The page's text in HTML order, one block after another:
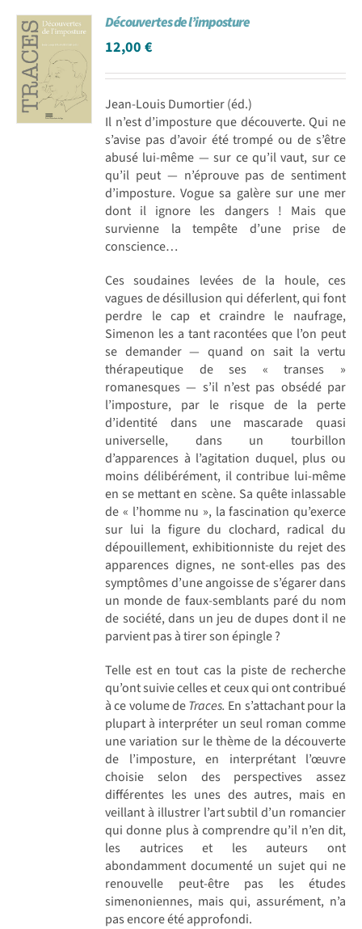
Découvertes de l’imposture
12,00€
Jean-Louis Dumortier (éd.)
Il n’est d’imposture que découverte. Qui ne
s’avise pas d’avoir été trompé ou de s’être
abusé lui-même — sur ce qu’il vaut, sur ce
qu’il peut — n’éprouve pas de sentiment
d’imposture. Vogue sa galère sur une mer
dont il ignore les dangers ! Mais que
survienne la tempête d’une prise de
conscience…
Ces soudaines levées de la houle, ces
vagues de désillusion qui déferlent, qui font
perdre le cap et craindre le naufrage,
Simenon les a tant racontées que l’on peut
se demander — quand on sait la vertu
thérapeutique de ses « transes »
romanesques — s’il n’est pas obsédé par
l’imposture, par le risque de la perte
d’identité dans une mascarade quasi
universelle, dans un tourbillon
d’apparences à l’agitation duquel, plus ou
moins délibérément, il contribue lui-même
en se mettant en scène. Sa quête inlassable
de « l’homme nu », la fascination qu’exerce
sur lui la figure du clochard, radical du
dépouillement, exhibitionniste du rejet des
apparences dignes, ne sont-elles pas des
symptômes d’une angoisse de s’égarer dans
un monde de faux-semblants paré du nom
de société, dans un jeu de dupes dont il ne
parvient pas à tirer son épingle ?
Telle est en tout cas la piste de recherche
qu’ont suivie celles et ceux qui ont contribué
à ce volume deTraces. En s’attachant pour la
plupart à interpréter un seul roman comme
une variation sur le thème de la découverte
de l’imposture, en interprétant l’œuvre
choisie selon des perspectives assez
différentes les unes des autres, mais en
veillant à illustrer l’art subtil d’un romancier
qui donne plus à comprendre qu’il n’en dit,
les autrices et les auteurs ont
abondamment documenté un sujet qui ne
renouvelle peut-être pas les études
simenoniennes, mais qui, assurément, n’a
pas encore été approfondi.